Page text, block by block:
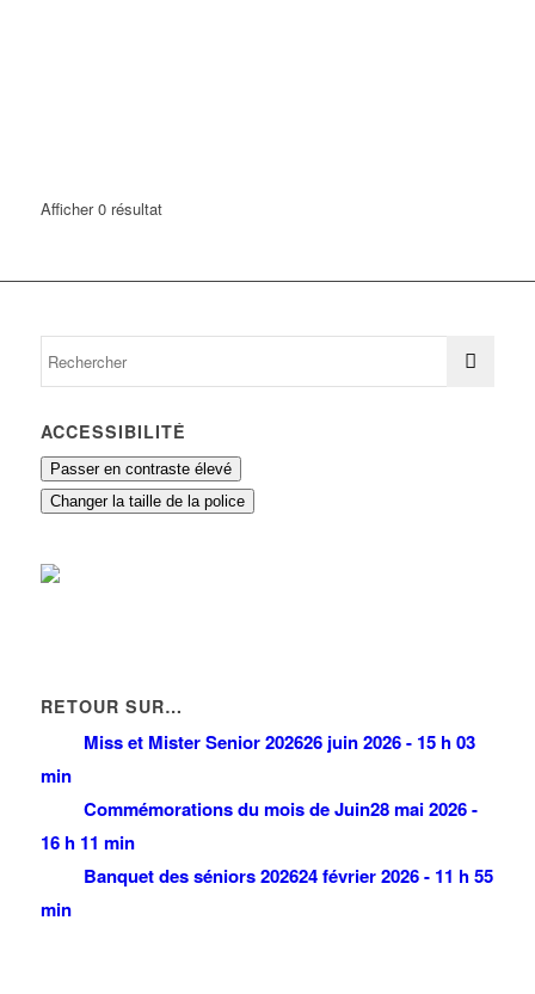
Afficher 0 résultat
ACCESSIBILITÉ
Passer en contraste élevé
Changer la taille de la police
RETOUR SUR…
Miss et Mister Senior 202626 juin 2026 - 15 h 03
min
Commémorations du mois de Juin28 mai 2026 -
16 h 11 min
Banquet des séniors 202624 février 2026 - 11 h 55
min